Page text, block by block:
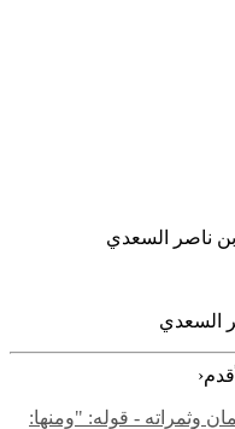
ناصر السعدي
السعدي
‹
وثمراته - قوله: "ومنها: